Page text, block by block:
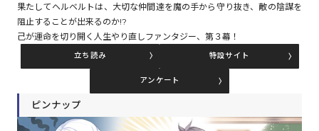
果たしてヘルベルトは、大切な仲間達を魔の手から守り抜き、敵の陰謀を
阻止することが出来るのか!?
己が運命を切り開く人生やり直しファンタジー、第３幕！
立ち読み 特設サイト
アンケート
ピンナップ